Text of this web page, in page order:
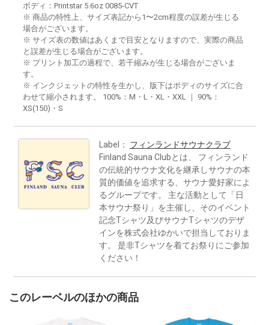
ボディ：Printstar 5.6oz 0085-CVT
※ 商品の特性上、サイズ表記から1〜2cm程度の誤差が生じる
場合がございます。
※ サイズ表の数値はあくまで目安となりますので、実際の商品
と誤差が生じる場合がございます。
※ プリント加工の過程で、若干縮みが生じる場合がございま
す。
※ インクジェットの特性を生かし、版下はボディのサイズに合
わせて縮小されます。 100%：M・L・XL・XXL ｜ 90%：
XS(150)・S
Label： フィンランドサウナクラブ
Finland Sauna Clubとは、 フィンランド
の伝統的サウナ文化を継承しサウナの本
質的価値を追求する、サウナ愛好家によ
るグループです。 主な活動として「日
本サウナ祭り」を主催し、そのイベント
記念Tシャツ及びサウナTシャツのデザ
インを株式会社ゆかいで担当しておりま
す。 是非Tシャツを着てお祭りにご参加
ください！
このレーベルのほかの商品